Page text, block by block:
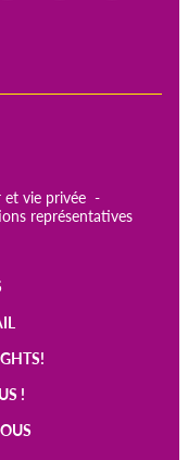
vie privée
représentatives
!